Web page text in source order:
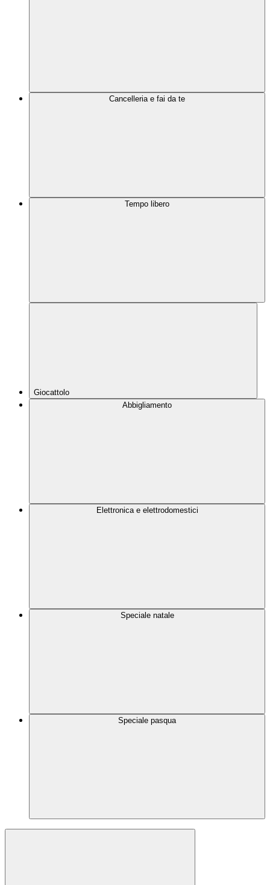
Cancelleria e fai da te
Tempo libero
Giocattolo
Abbigliamento
Elettronica e elettrodomestici
Speciale natale
Speciale pasqua